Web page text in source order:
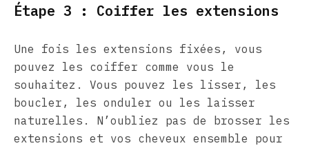
Étape 3 : Coiffer les extensions
Une fois les extensions fixées, vous
pouvez les coiffer comme vous le
souhaitez. Vous pouvez les lisser, les
boucler, les onduler ou les laisser
naturelles. N’oubliez pas de brosser les
extensions et vos cheveux ensemble pour